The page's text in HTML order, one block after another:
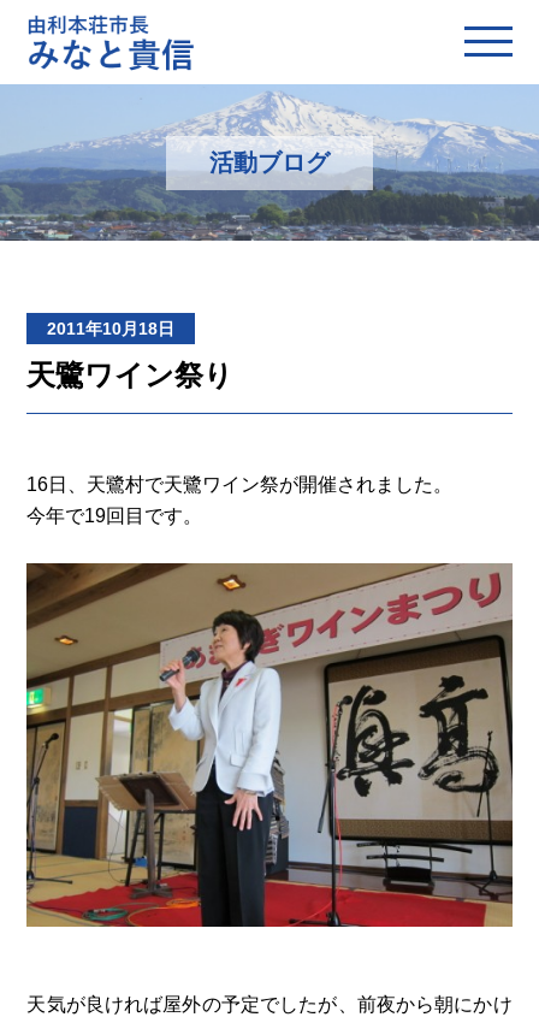
活動ブログ
2011年10月18日
天鷺ワイン祭り
16日、天鷺村で天鷺ワイン祭が開催されました。
今年で19回目です。
天気が良ければ屋外の予定でしたが、前夜から朝にかけ